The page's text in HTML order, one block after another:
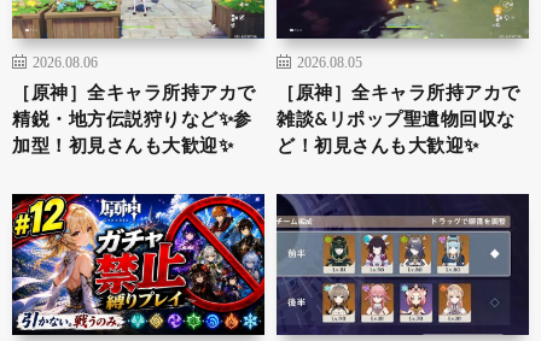
2026.08.06
［原神］全キャラ所持アカで
精鋭・地方伝説狩りなど✨参
加型！初見さんも大歓迎✨
2026.08.05
［原神］全キャラ所持アカで
雑談&リポップ聖遺物回収な
ど！初見さんも大歓迎✨